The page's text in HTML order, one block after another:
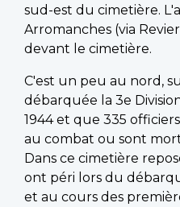
sud-est du cimetière.
Arromanches (via
devant le cimetière.
C'est un peu au nord,
débarquée la 3e
1944 et que 335
au combat ou sont
Dans ce cimetière
ont péri lors du
et au cours des